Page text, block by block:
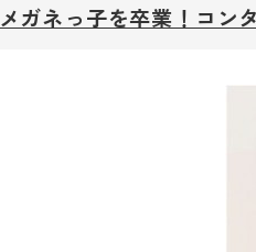
メガネっ子を卒業！コン